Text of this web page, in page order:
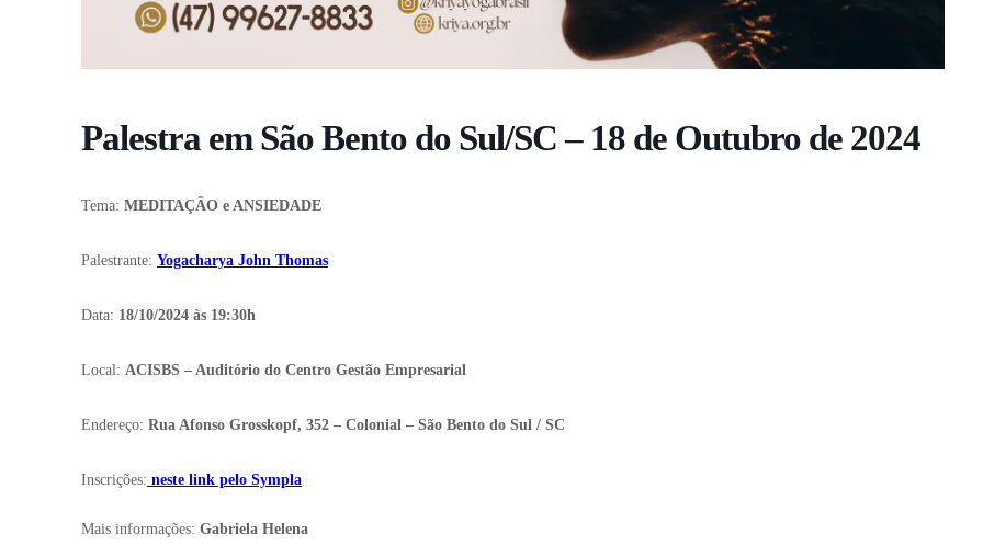
Palestra em São Bento do Sul/SC – 18 de Outubro de 2024
Tema: MEDITAÇÃO e ANSIEDADE
Palestrante: Yogacharya John Thomas
Data: 18/10/2024 às 19:30h
Local: ACISBS – Auditório do Centro Gestão Empresarial
Endereço: Rua Afonso Grosskopf, 352 – Colonial – São Bento do Sul / SC
Inscrições: neste link pelo Sympla
Mais informações: Gabriela Helena